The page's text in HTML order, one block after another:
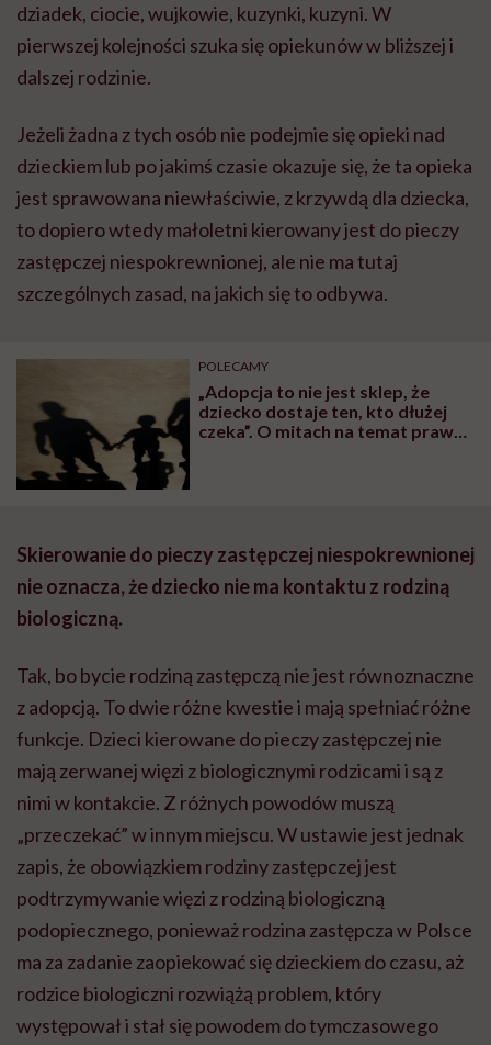
dziadek, ciocie, wujkowie, kuzynki, kuzyni. W
pierwszej kolejności szuka się opiekunów w bliższej i
dalszej rodzinie.
Jeżeli żadna z tych osób nie podejmie się opieki nad
dzieckiem lub po jakimś czasie okazuje się, że ta opieka
jest sprawowana niewłaściwie, z krzywdą dla dziecka,
to dopiero wtedy małoletni kierowany jest do pieczy
zastępczej niespokrewnionej, ale nie ma tutaj
szczególnych zasad, na jakich się to odbywa.
POLECAMY
„Adopcja to nie jest sklep, że
dziecko dostaje ten, kto dłużej
czeka”. O mitach na temat prawa
Skierowanie do pieczy zastępczej niespokrewnionej
nie oznacza, że dziecko nie ma kontaktu z rodziną
biologiczną.
Tak, bo bycie rodziną zastępczą nie jest równoznaczne
z adopcją. To dwie różne kwestie i mają spełniać różne
funkcje. Dzieci kierowane do pieczy zastępczej nie
mają zerwanej więzi z biologicznymi rodzicami i są z
nimi w kontakcie. Z różnych powodów muszą
„przeczekać” w innym miejscu. W ustawie jest jednak
zapis, że obowiązkiem rodziny zastępczej jest
podtrzymywanie więzi z rodziną biologiczną
podopiecznego, ponieważ rodzina zastępcza w Polsce
ma za zadanie zaopiekować się dzieckiem do czasu, aż
rodzice biologiczni rozwiążą problem, który
występował i stał się powodem do tymczasowego